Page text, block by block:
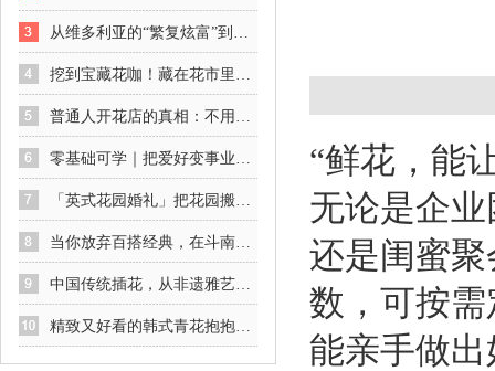
从维多利亚的“繁复炫富”到印象派的“自然呼吸”：欧美花艺的觉醒史
挖到宝藏花咖！藏在花市里的春日治愈秘境
普通人开花店的真相：不用砸钱、不用囤货，零基础也能稳稳入行
零基础可学｜把爱好变事业，花艺是最温柔的谋生方式
「英式花园婚礼」把花园搬进餐厅，像闯进一场下午茶后的秘密花园
当你放弃百搭经典，在斗南花市你可以获得……
中国传统插花，从非遗雅艺到商业新宠
精致又好看的韩式青花抱抱桶花礼
“鲜花，能
无论是企
还是闺蜜
数，可按
能亲手做